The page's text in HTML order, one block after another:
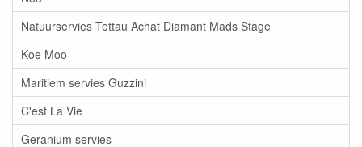
Natuurservies Tettau Achat Diamant Mads Stage
Koe Moo
Maritiem servies Guzzini
C'est La Vie
Geranium servies